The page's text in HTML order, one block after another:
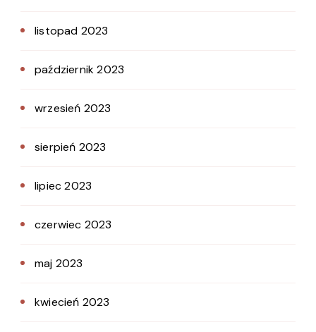
listopad 2023
październik 2023
wrzesień 2023
sierpień 2023
lipiec 2023
czerwiec 2023
maj 2023
kwiecień 2023